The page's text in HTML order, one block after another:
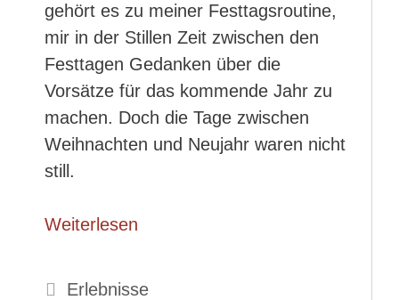
gehört es zu meiner Festtagsroutine,
mir in der Stillen Zeit zwischen den
Festtagen Gedanken über die
Vorsätze für das kommende Jahr zu
machen. Doch die Tage zwischen
Weihnachten und Neujahr waren nicht
still.
Weiterlesen
Kategorien
Erlebnisse